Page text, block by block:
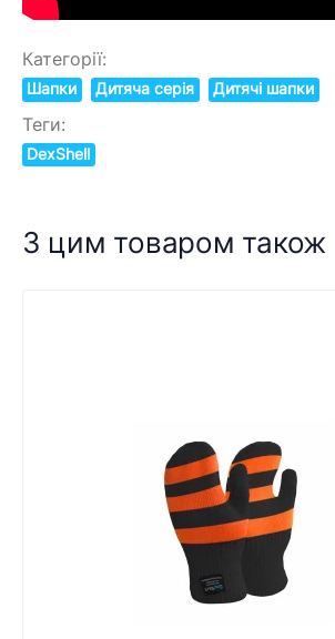
Категорії:
Шапки Дитяча серія Дитячі шапки
Теги:
DexShell
З цим товаром також